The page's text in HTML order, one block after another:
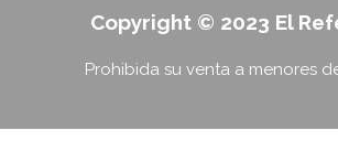
Copyright © 2023 El
Prohibida su venta a menores